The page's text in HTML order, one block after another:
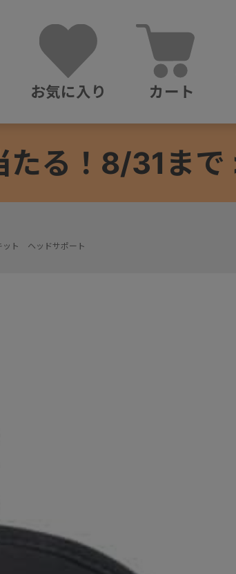
お気に入り カート
たる！8/31まで
ット ヘッドサポート